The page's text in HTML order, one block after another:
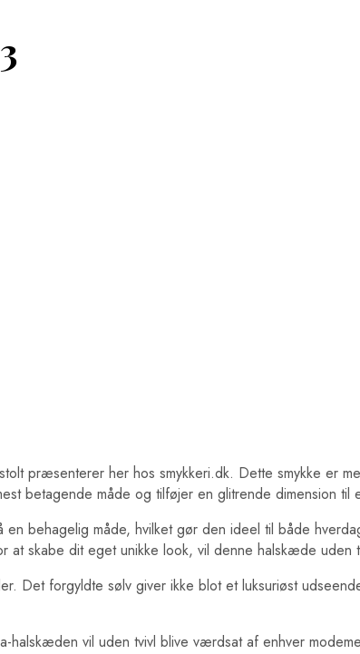
præsenterer her hos smykkeri.dk. Dette smykke er
betagende måde og tilføjer en glitrende dimension til
behagelig måde, hvilket gør den ideel til både
at skabe dit eget unikke look, vil denne halskæde uden
Det forgyldte sølv giver ikke blot et luksuriøst
vil uden tvivl blive værdsat af enhver